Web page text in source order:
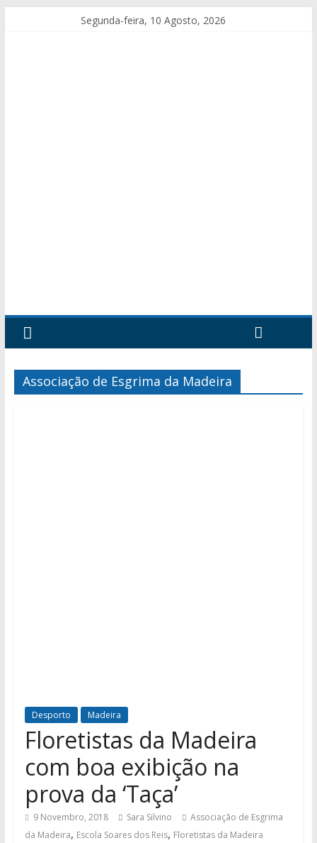
Segunda-feira, 10 Agosto, 2026
Associação de Esgrima da Madeira
Desporto Madeira
Floretistas da Madeira
com boa exibição na
prova da ‘Taça’
9 Novembro, 2018 Sara Silvino
Associação de Esgrima
da Madeira, Escola Soares dos Reis, Floretistas da Madeira